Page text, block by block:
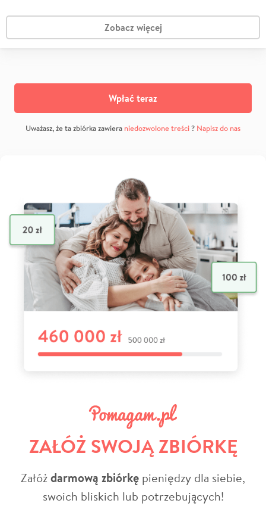
Zobacz więcej
Wpłać teraz
Uważasz, że ta zbiórka zawiera niedozwolone treści? Napisz do nas
ZAŁÓŻ SWOJĄ ZBIÓRKĘ
Załóżdarmową zbiórkę pieniędzy dla siebie,
swoich bliskich lub potrzebujących!